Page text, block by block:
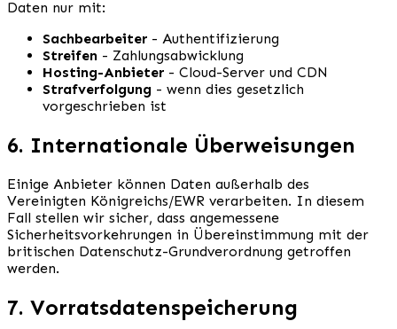
Daten nur mit:
Sachbearbeiter - Authentifizierung
Streifen - Zahlungsabwicklung
Hosting-Anbieter - Cloud-Server und CDN
Strafverfolgung - wenn dies gesetzlich
vorgeschrieben ist
6. Internationale Überweisungen
Einige Anbieter können Daten außerhalb des
Vereinigten Königreichs/EWR verarbeiten. In diesem
Fall stellen wir sicher, dass angemessene
Sicherheitsvorkehrungen in Übereinstimmung mit der
britischen Datenschutz-Grundverordnung getroffen
werden.
7. Vorratsdatenspeicherung